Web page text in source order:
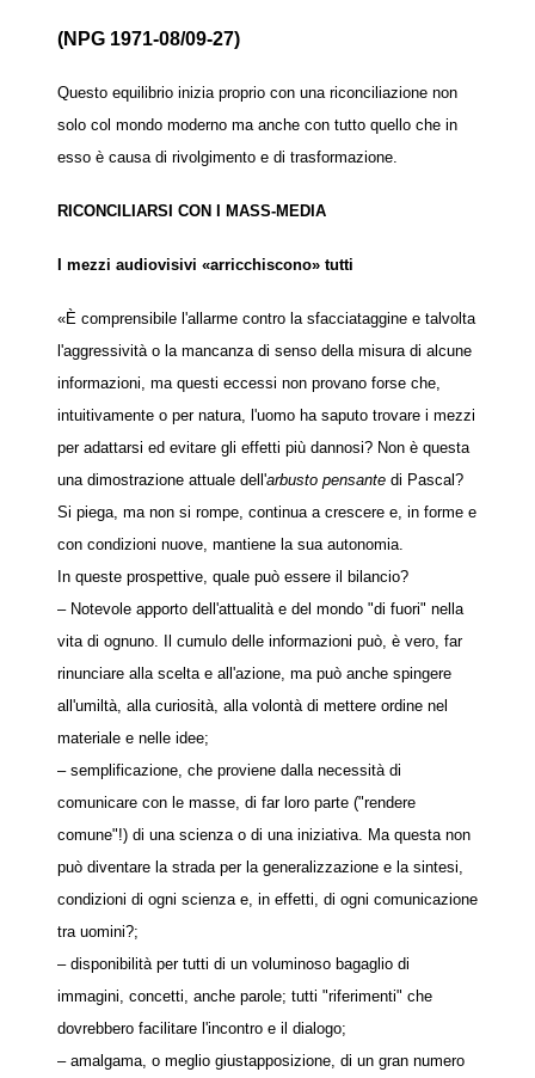
(NPG 1971-08/09-27)
Questo equilibrio inizia proprio con una riconciliazione non
solo col mondo moderno ma anche con tutto quello che in
esso è causa di rivolgimento e di trasformazione.
RICONCILIARSI CON I MASS-MEDIA
I mezzi audiovisivi «arricchiscono» tutti
«È comprensibile l'allarme contro la sfacciataggine e talvolta
l'aggressività o la mancanza di senso della misura di alcune
informazioni, ma questi eccessi non provano forse che,
intuitivamente o per natura, l'uomo ha saputo trovare i mezzi
per adattarsi ed evitare gli effetti più dannosi? Non è questa
una dimostrazione attuale dell'arbusto pensante di Pascal?
Si piega, ma non si rompe, continua a crescere e, in forme e
con condizioni nuove, mantiene la sua autonomia.
In queste prospettive, quale può essere il bilancio?
– Notevole apporto dell'attualità e del mondo "di fuori" nella
vita di ognuno. Il cumulo delle informazioni può, è vero, far
rinunciare alla scelta e all'azione, ma può anche spingere
all'umiltà, alla curiosità, alla volontà di mettere ordine nel
materiale e nelle idee;
– semplificazione, che proviene dalla necessità di
comunicare con le masse, di far loro parte ("rendere
comune"!) di una scienza o di una iniziativa. Ma questa non
può diventare la strada per la generalizzazione e la sintesi,
condizioni di ogni scienza e, in effetti, di ogni comunicazione
tra uomini?;
– disponibilità per tutti di un voluminoso bagaglio di
immagini, concetti, anche parole; tutti "riferimenti" che
dovrebbero facilitare l'incontro e il dialogo;
– amalgama, o meglio giustapposizione, di un gran numero